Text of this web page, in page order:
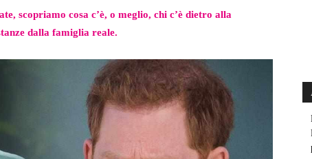
scopriamo cosa c’è, o meglio, chi c’è dietro alla
dalla famiglia reale.